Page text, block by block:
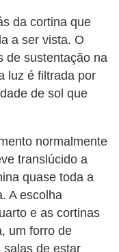
da cortina que
a ser vista. O
de sustentação na
luz é filtrada por
de sol que
normalmente
translúcido a
quase toda a
A escolha
e as cortinas
um forro de
salas de estar